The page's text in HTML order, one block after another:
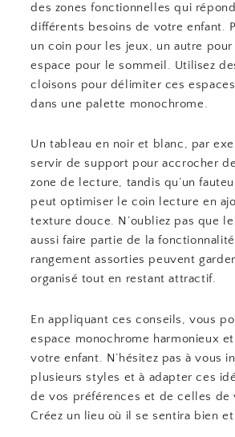
des zones fonctionnelles qui
différents besoins de votre enfant.
un coin pour les jeux, un autre
espace pour le sommeil. Utilisez
cloisons pour délimiter ces
dans une palette monochrome.
Un tableau en noir et blanc, par
servir de support pour accrocher
zone de lecture, tandis qu’un
peut optimiser le coin lecture en
texture douce. N’oubliez pas que
aussi faire partie de la
rangement assorties peuvent
organisé tout en restant attractif.
En appliquant ces conseils, vous
espace monochrome harmonieux
votre enfant. N’hésitez pas à vous
plusieurs styles et à adapter ces
de vos préférences et de celles de
Créez un lieu où il se sentira bien